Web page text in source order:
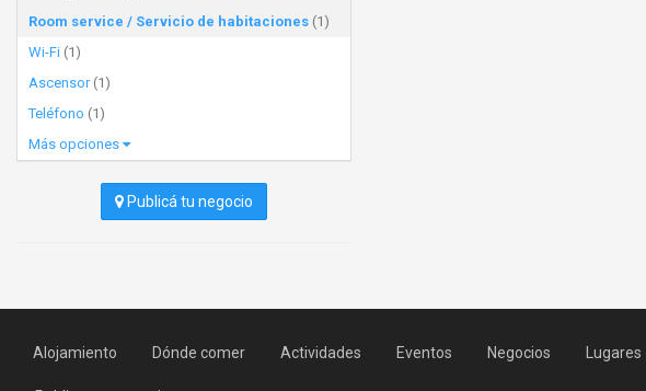
Room service / Servicio de habitaciones (1)
Wi-Fi (1)
Ascensor(1)
Teléfono (1)
Más opciones
Publicá tu negocio
Alojamiento Dónde comer Actividades Eventos Negocios Lugares